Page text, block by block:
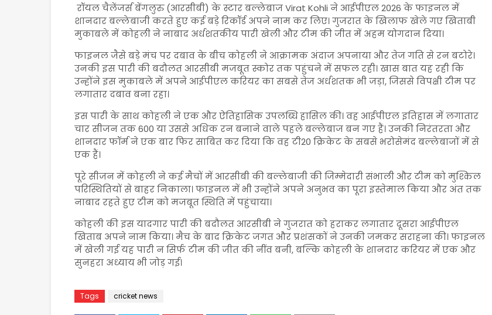
रॉयल चैलेंजर्स बेंगलुरु (आरसीबी) के स्टार बल्लेबाजVirat Kohli ने आईपीएल 2026 के फाइनल में
शानदार बल्लेबाजी करते हुए कई बड़े रिकॉर्ड अपने नाम कर लिए। गुजरात के खिलाफ खेले गए खिताबी
मुकाबले में कोहली ने नाबाद अर्धशतकीय पारी खेली और टीम की जीत में अहम योगदान दिया।
फाइनल जैसे बड़े मंच पर दबाव के बीच कोहली ने आक्रामक अंदाज अपनाया और तेज गति से रन बटोरे।
उनकी इस पारी की बदौलत आरसीबी मजबूत स्कोर तक पहुंचने में सफल रही। खास बात यह रही कि
उन्होंने इस मुकाबले में अपने आईपीएल करियर का सबसे तेज अर्धशतक भी जड़ा, जिससे विपक्षी टीम पर
लगातार दबाव बना रहा।
इस पारी के साथ कोहली ने एक और ऐतिहासिक उपलब्धि हासिल की। वह आईपीएल इतिहास में लगातार
चार सीजन तक 600 या उससे अधिक रन बनाने वाले पहले बल्लेबाज बन गए हैं। उनकी निरंतरता और
शानदार फॉर्म ने एक बार फिर साबित कर दिया कि वह टी20 क्रिकेट के सबसे भरोसेमंद बल्लेबाजों में से
एक हैं।
पूरे सीजन में कोहली ने कई मैचों में आरसीबी की बल्लेबाजी की जिम्मेदारी संभाली और टीम को मुश्किल
परिस्थितियों से बाहर निकाला। फाइनल में भी उन्होंने अपने अनुभव का पूरा इस्तेमाल किया और अंत तक
नाबाद रहते हुए टीम को मजबूत स्थिति में पहुंचाया।
कोहली की इस यादगार पारी की बदौलत आरसीबी ने गुजरात को हराकर लगातार दूसरा आईपीएल
खिताब अपने नाम किया। मैच के बाद क्रिकेट जगत और प्रशंसकों ने उनकी जमकर सराहना की। फाइनल
में खेली गई यह पारी न सिर्फ टीम की जीत की नींव बनी, बल्कि कोहली के शानदार करियर में एक और
सुनहरा अध्याय भी जोड़ गई।
Tags cricket news